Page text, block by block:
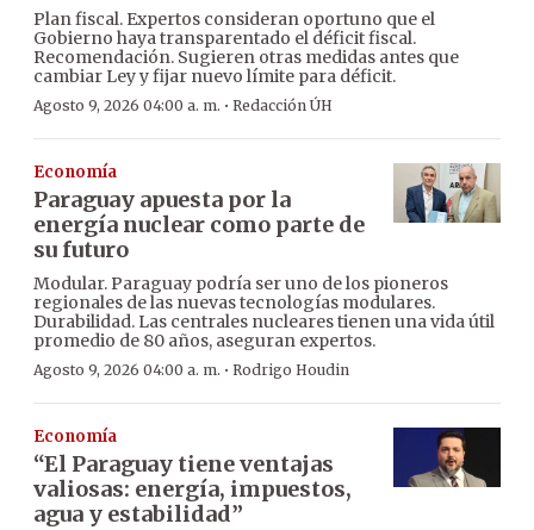
Plan fiscal. Expertos consideran oportuno que el
Gobierno haya transparentado el déficit fiscal.
Recomendación. Sugieren otras medidas antes que
cambiar Ley y fijar nuevo límite para déficit.
Agosto 9, 2026 04:00 a. m. · Redacción ÚH
Economía
Paraguay apuesta por la
energía nuclear como parte de
su futuro
Modular. Paraguay podría ser uno de los pioneros
regionales de las nuevas tecnologías modulares.
Durabilidad. Las centrales nucleares tienen una vida útil
promedio de 80 años, aseguran expertos.
Agosto 9, 2026 04:00 a. m. · Rodrigo Houdin
Economía
“El Paraguay tiene ventajas
valiosas: energía, impuestos,
agua y estabilidad”